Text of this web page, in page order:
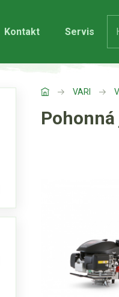
Kontakt Servis
VARI
Pohonná